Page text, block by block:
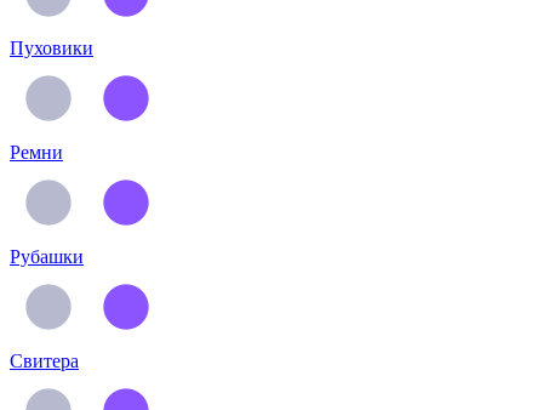
Пуховики
Ремни
Рубашки
Свитера